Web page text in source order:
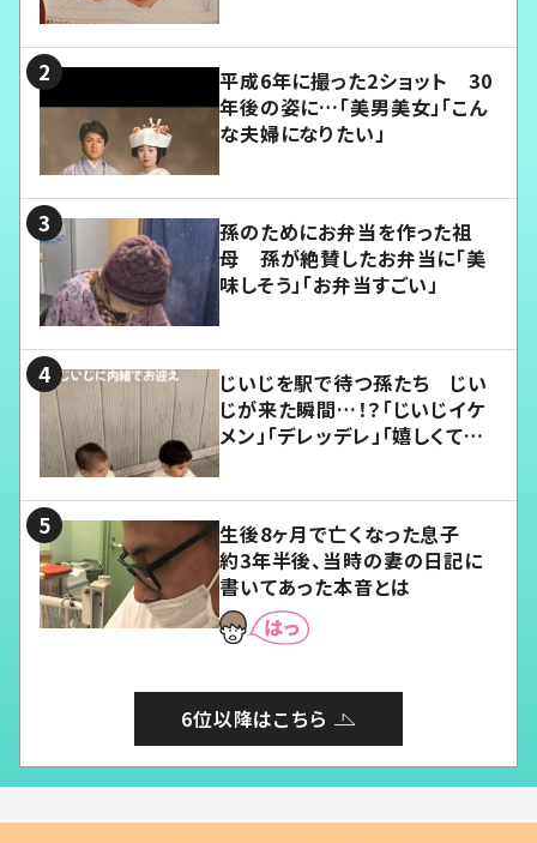
平成6年に撮った2ショット 30
年後の姿に…「美男美女」「こん
な夫婦になりたい」
孫のためにお弁当を作った祖
母 孫が絶賛したお弁当に「美
味しそう」「お弁当すごい」
じいじを駅で待つ孫たち じい
じが来た瞬間…！？「じいじイケ
メン」「デレッデレ」「嬉しくて可
生後8ヶ月で亡くなった息子
約3年半後、当時の妻の日記に
書いてあった本音とは
6位以降はこちら